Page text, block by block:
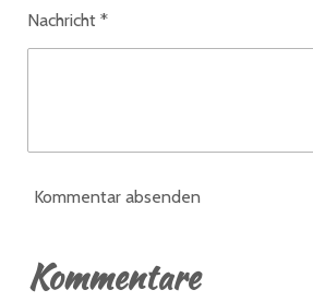
Nachricht *
Kommentar absenden
Kommentare